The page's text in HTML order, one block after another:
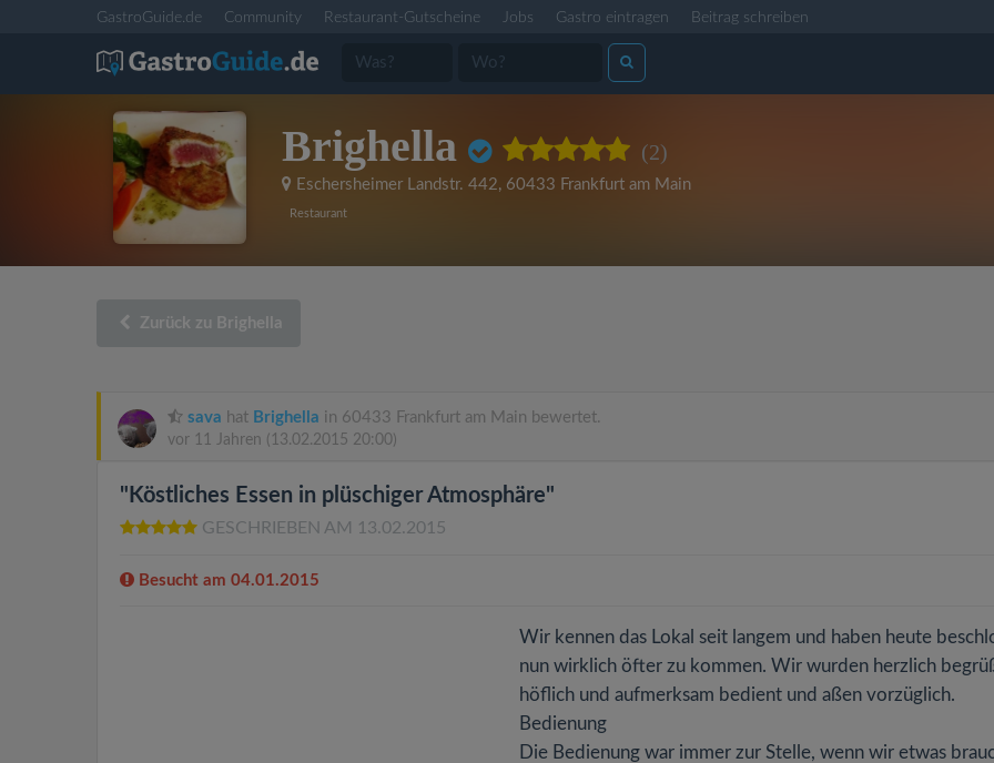
GastroGuide.de Community Restaurant-Gutscheine Jobs Gastro eintragen Beitrag schreiben
Brighella (2)
Eschersheimer Landstr. 442, 60433 Frankfurt am Main
Restaurant
Zurück zu Brighella
sava hat Brighella in 60433 Frankfurt am Main bewertet.
vor 11 Jahren (13.02.2015 20:00)
"Köstliches Essen in plüschiger Atmosphäre"
GESCHRIEBEN AM 13.02.2015
Besucht am 04.01.2015
Wir kennen das Lokal seit langem und haben heute
nun wirklich öfter zu kommen. Wir wurden herzlich
höflich und aufmerksam bedient und aßen vorzüglich.
Bedienung
Die Bedienung war immer zur Stelle, wenn wir etwas